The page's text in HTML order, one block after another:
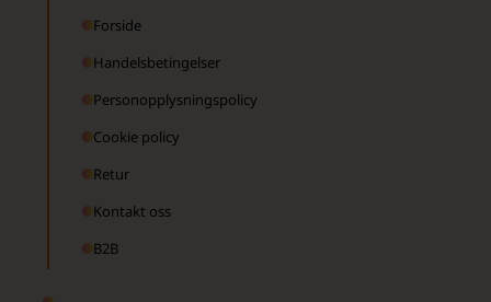
Forside
Handelsbetingelser
Personopplysningspolicy
Cookie policy
Retur
Kontakt oss
B2B